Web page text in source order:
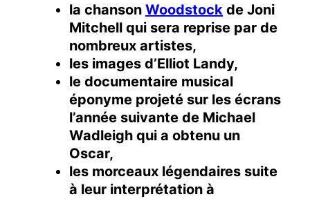
la chanson Woodstock de Joni
Mitchell qui sera reprise par de
nombreux artistes,
les images d’Elliot Landy,
le documentaire musical
éponyme projeté sur les écrans
l’année suivante de Michael
Wadleigh qui a obtenu un
Oscar,
les morceaux légendaires suite
à leur interprétation à